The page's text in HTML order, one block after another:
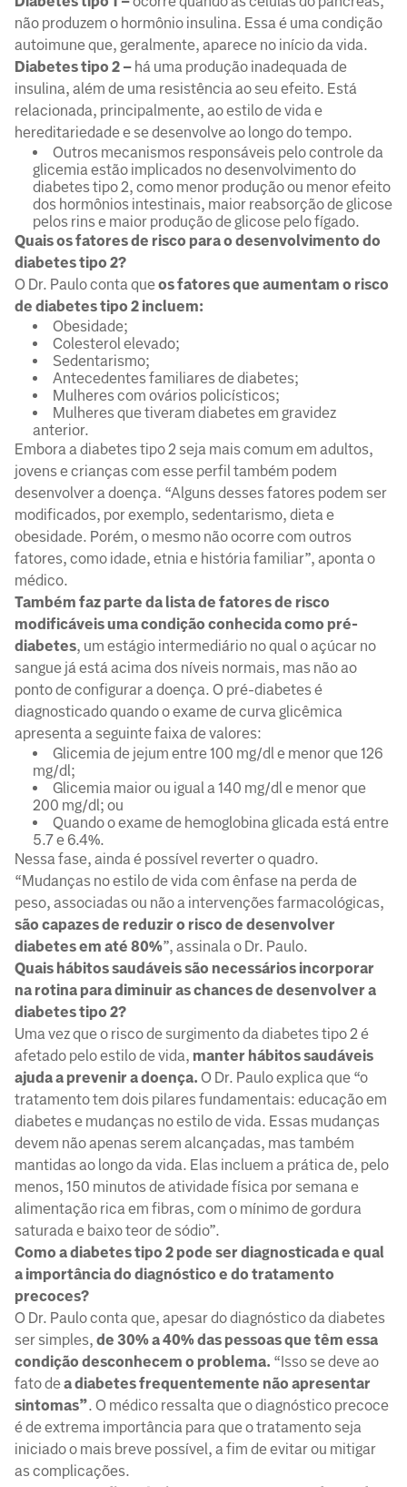
não produzem o hormônio insulina. Essa é uma condição
autoimune que, geralmente, aparece no início da vida.
Diabetes tipo 2 – há uma produção inadequada de
insulina, além de uma resistência ao seu efeito. Está
relacionada, principalmente, ao estilo de vida e
hereditariedade e se desenvolve ao longo do tempo.
Outros mecanismos responsáveis pelo controle da
glicemia estão implicados no desenvolvimento do
diabetes tipo 2, como menor produção ou menor efeito
dos hormônios intestinais, maior reabsorção de glicose
pelos rins e maior produção de glicose pelo fígado.
Quais os fatores de risco para o desenvolvimento do
diabetes tipo 2?
O Dr. Paulo conta queos fatores que aumentam o risco
de diabetes tipo 2 incluem:
Obesidade;
Colesterol elevado;
Sedentarismo;
Antecedentes familiares de diabetes;
Mulheres com ovários policísticos;
Mulheres que tiveram diabetes em gravidez
anterior.
Embora a diabetes tipo 2 seja mais comum em adultos,
jovens e crianças com esse perfil também podem
desenvolver a doença. “Alguns desses fatores podem ser
modificados, por exemplo, sedentarismo, dieta e
obesidade. Porém, o mesmo não ocorre com outros
fatores, como idade, etnia e história familiar”, aponta o
médico.
Também faz parte da lista de fatores de risco
modificáveis uma condição conhecida como pré-
diabetes, um estágio intermediário no qual o açúcar no
sangue já está acima dos níveis normais, mas não ao
ponto de configurar a doença. O pré-diabetes é
diagnosticado quando o exame de curva glicêmica
apresenta a seguinte faixa de valores:
Glicemia de jejum entre 100 mg/dl e menor que 126
mg/dl;
Glicemia maior ou igual a 140 mg/dl e menor que
200 mg/dl; ou
Quando o exame de hemoglobina glicada está entre
5.7 e 6.4%.
Nessa fase, ainda é possível reverter o quadro.
“Mudanças no estilo de vida com ênfase na perda de
peso, associadas ou não a intervenções farmacológicas,
são capazes de reduzir o risco de desenvolver
diabetes em até 80%”, assinala o Dr. Paulo.
Quais hábitos saudáveis são necessários incorporar
na rotina para diminuir as chances de desenvolver a
diabetes tipo 2?
Uma vez que o risco de surgimento da diabetes tipo 2 é
afetado pelo estilo de vida, manter hábitos saudáveis
ajuda a prevenir a doença. O Dr. Paulo explica que “o
tratamento tem dois pilares fundamentais: educação em
diabetes e mudanças no estilo de vida. Essas mudanças
devem não apenas serem alcançadas, mas também
mantidas ao longo da vida. Elas incluem a prática de, pelo
menos, 150 minutos de atividade física por semana e
alimentação rica em fibras, com o mínimo de gordura
saturada e baixo teor de sódio”.
Como a diabetes tipo 2 pode ser diagnosticada e qual
a importância do diagnóstico e do tratamento
precoces?
O Dr. Paulo conta que, apesar do diagnóstico da diabetes
ser simples, de 30% a 40% das pessoas que têm essa
condição desconhecem o problema. “Isso se deve ao
fato dea diabetes frequentemente não apresentar
sintomas”. O médico ressalta que o diagnóstico precoce
é de extrema importância para que o tratamento seja
iniciado o mais breve possível, a fim de evitar ou mitigar
as complicações.